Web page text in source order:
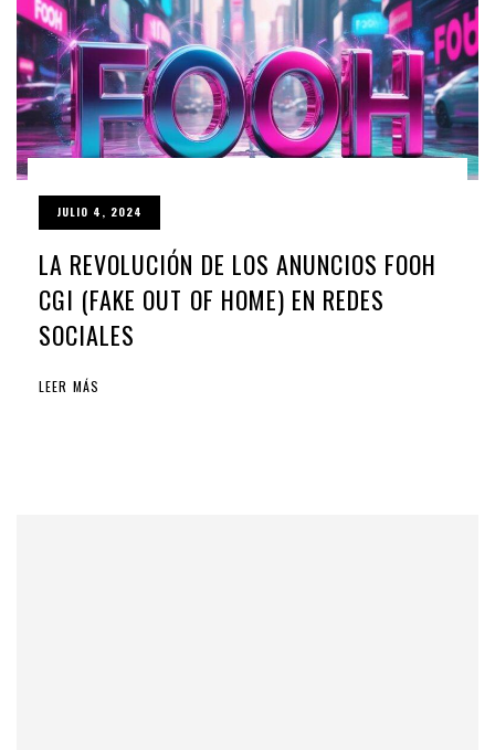
JULIO 4, 2024
LA REVOLUCIÓN DE LOS ANUNCIOS FOOH
CGI (FAKE OUT OF HOME) EN REDES
SOCIALES
LEER MÁS